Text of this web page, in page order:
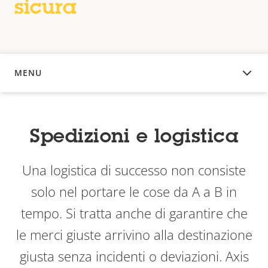
sicura
MENU
PANORAMICA
Spedizioni e logistica
Una logistica di successo non consiste
solo nel portare le cose da A a B in
tempo. Si tratta anche di garantire che
le merci giuste arrivino alla destinazione
giusta senza incidenti o deviazioni. Axis